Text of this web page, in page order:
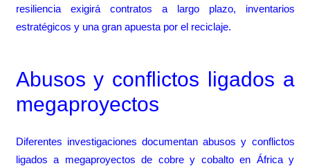
resiliencia exigirá contratos a largo plazo, inventarios
estratégicos y una gran apuesta por el reciclaje.
Abusos y conflictos ligados a
megaproyectos
Diferentes investigaciones documentan abusos y conflictos
ligados a megaproyectos de cobre y cobalto en África y